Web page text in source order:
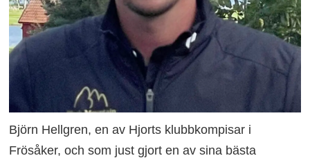
Björn Hellgren, en av Hjorts klubbkompisar i
Frösåker, och som just gjort en av sina bästa